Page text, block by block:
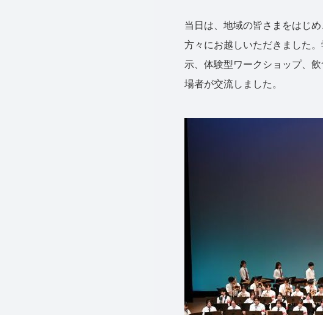
当日は、地域の皆さまをはじ
方々にお越しいただきました
示、体験型ワークショップ、
場者が交流しました。